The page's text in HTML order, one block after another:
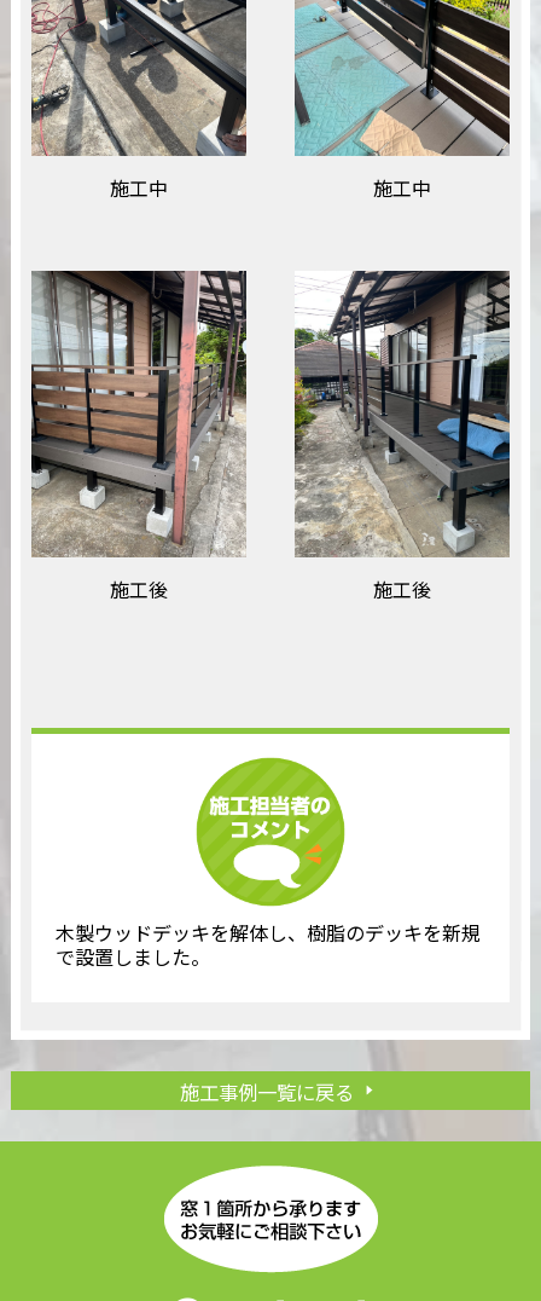
施工中 施工中
施工後 施工後
木製ウッドデッキを解体し、樹脂のデッキを新規
で設置しました。
施工事例一覧に戻る